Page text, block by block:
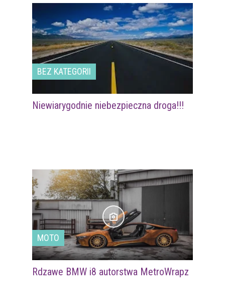
BEZ KATEGORII
Niewiarygodnie niebezpieczna droga!!!
MOTO
Rdzawe BMW i8 autorstwa MetroWrapz